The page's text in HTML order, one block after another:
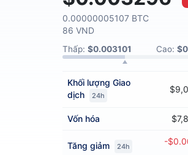
0.00000005107 BTC
86 VND
Thấp: $0.003101 Cao:
Khối lượng Giao
dịch
24h
Vốn hóa
Tăng giảm 24h -